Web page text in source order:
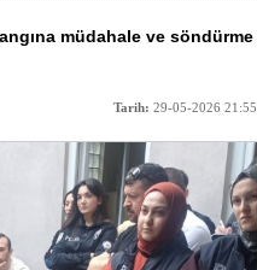
müdahale ve söndürme
Tarih: 29-05-2026 21:55